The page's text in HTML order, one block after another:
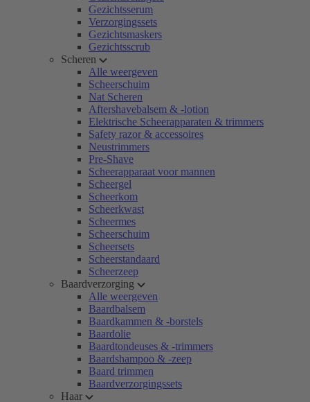
Gezichtsserum
Verzorgingssets
Gezichtsmaskers
Gezichtsscrub
Scheren
Alle weergeven
Scheerschuim
Nat Scheren
Aftershavebalsem & -lotion
Elektrische Scheerapparaten & trimmers
Safety razor & accessoires
Neustrimmers
Pre-Shave
Scheerapparaat voor mannen
Scheergel
Scheerkom
Scheerkwast
Scheermes
Scheerschuim
Scheersets
Scheerstandaard
Scheerzeep
Baardverzorging
Alle weergeven
Baardbalsem
Baardkammen & -borstels
Baardolie
Baardtondeuses & -trimmers
Baardshampoo & -zeep
Baard trimmen
Baardverzorgingssets
Haar